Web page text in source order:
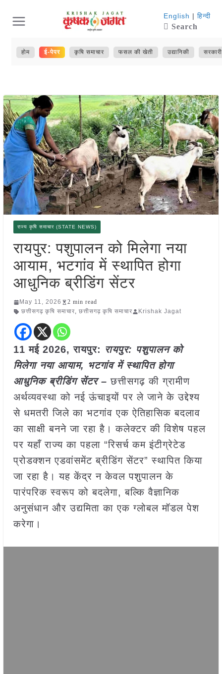
content
English | हिन्दी
Search
होम ई-पेपर कृषि समाचार फसल की खेती उद्यानिकी
राज्य कृषि समाचार (STATE NEWS)
रायपुर: पशुपालन को मिलेगा नया
आयाम, भटगांव में स्थापित होगा
आधुनिक ब्रीडिंग सेंटर
May 11, 2026
2 min read
छत्तीसगढ़ कृषि समाचार, छत्तीसगढ़ कृषि समाचार Krishak Jagat
11 मई 2026, रायपुर: रायपुर: पशुपालन को
मिलेगा नया आयाम, भटगांव में स्थापित होगा
आधुनिक ब्रीडिंग सेंटर –छत्तीसगढ़ की ग्रामीण
अर्थव्यवस्था को नई ऊंचाइयों पर ले जाने के उद्देश्य
से धमतरी जिले का भटगांव एक ऐतिहासिक बदलाव
का साक्षी बनने जा रहा है। कलेक्टर की विशेष पहल
पर यहाँ राज्य का पहला “रिसर्च कम इंटीग्रेटेड
प्रोडक्शन एडवांसमेंट ब्रीडिंग सेंटर” स्थापित किया
जा रहा है। यह केंद्र न केवल पशुपालन के
पारंपरिक स्वरूप को बदलेगा, बल्कि वैज्ञानिक
अनुसंधान और उद्यमिता का एक ग्लोबल मॉडल पेश
करेगा।